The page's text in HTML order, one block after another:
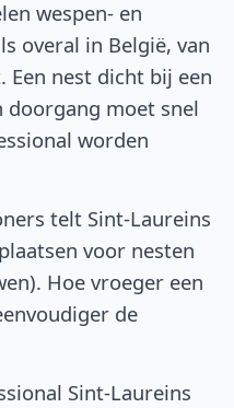
wespen- en
overal in België, van
nest dicht bij een
doorgang moet snel
worden
telt Sint-Laureins
voor nesten
Hoe vroeger een
de
Sint-Laureins